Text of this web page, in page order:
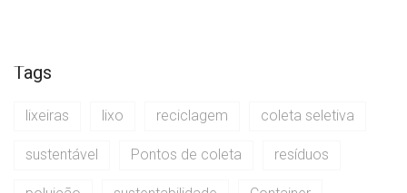
Tags
lixeiras lixo reciclagem coleta seletiva
sustentável Pontos de coleta resíduos